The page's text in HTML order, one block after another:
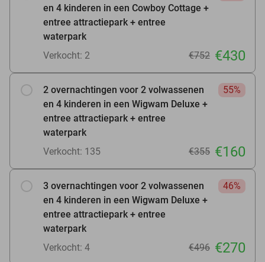
en 4 kinderen in een Cowboy Cottage +
entree attractiepark + entree
waterpark
Verkocht: 2 €752 €430
2 overnachtingen voor 2 volwassenen
en 4 kinderen in een Wigwam Deluxe +
entree attractiepark + entree
waterpark
55%
Verkocht: 135 €355 €160
3 overnachtingen voor 2 volwassenen
en 4 kinderen in een Wigwam Deluxe +
entree attractiepark + entree
waterpark
46%
Verkocht: 4 €496 €270